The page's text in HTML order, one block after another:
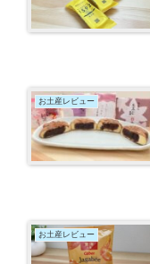
お土産レビュー
お土産レビュー